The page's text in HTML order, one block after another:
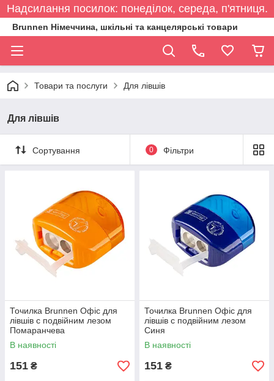
Надсилання посилок: понеділок, середа, п'ятниця.
Brunnen Німеччина, шкільні та канцелярські товари
Товари та послуги Для лівшів
Для лівшів
Сортування 0 Фільтри
Точилка Brunnen Офіс для
лівшів c подвійним лезом
Помаранчева
В наявності
151 ₴
Точилка Brunnen Офіс для
лівшів c подвійним лезом
Синя
В наявності
151 ₴